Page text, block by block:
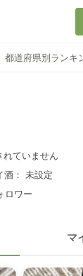
都道府県別ランキ
れていません
酒： 未設定
ロワー
マ